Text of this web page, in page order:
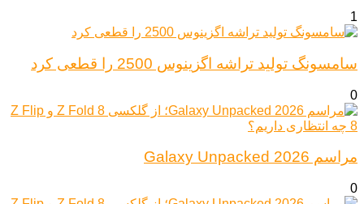
1
سامسونگ تولید تراشه اگزینوس 2500 را قطعی کرد
0
مراسم Galaxy Unpacked 2026
0